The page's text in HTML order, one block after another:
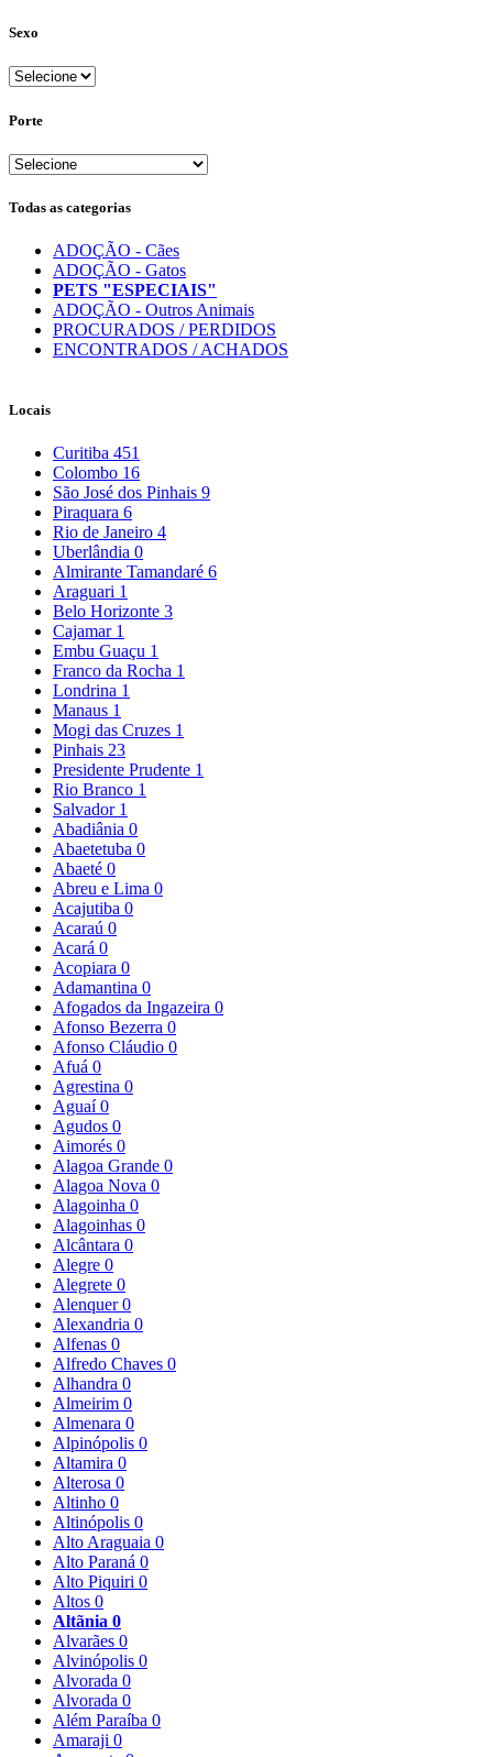
Sexo
Porte
Todas as categorias
ADOÇÃO - Cães
ADOÇÃO - Gatos
PETS "ESPECIAIS"
ADOÇÃO - Outros Animais
PROCURADOS / PERDIDOS
ENCONTRADOS / ACHADOS
Locais
Curitiba 451
Colombo 16
São José dos Pinhais 9
Piraquara 6
Rio de Janeiro 4
Uberlândia 0
Almirante Tamandaré 6
Araguari 1
Belo Horizonte 3
Cajamar 1
Embu Guaçu 1
Franco da Rocha 1
Londrina 1
Manaus 1
Mogi das Cruzes 1
Pinhais 23
Presidente Prudente 1
Rio Branco 1
Salvador 1
Abadiânia 0
Abaetetuba 0
Abaeté 0
Abreu e Lima 0
Acajutiba 0
Acaraú 0
Acará 0
Acopiara 0
Adamantina 0
Afogados da Ingazeira 0
Afonso Bezerra 0
Afonso Cláudio 0
Afuá 0
Agrestina 0
Aguaí0
Agudos 0
Aimorés 0
Alagoa Grande 0
Alagoa Nova 0
Alagoinha 0
Alagoinhas 0
Alcântara 0
Alegre 0
Alegrete 0
Alenquer0
Alexandria 0
Alfenas 0
Alfredo Chaves 0
Alhandra 0
Almeirim 0
Almenara 0
Alpinópolis 0
Altamira 0
Alterosa 0
Altinho 0
Altinópolis 0
Alto Araguaia 0
Alto Paraná 0
Alto Piquiri 0
Altos 0
Altãnia 0
Alvarães 0
Alvinópolis 0
Alvorada 0
Alvorada 0
Além Paraíba 0
Amaraji 0